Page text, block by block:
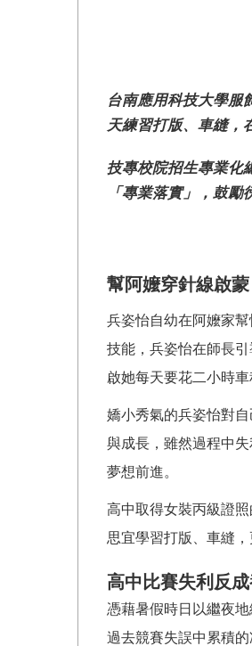
台南應用科技大學服
天練習打版、車縫，
技專校院招生專業化
「專業落實」，鼓
幫阿嬤穿針線啟
兵姿怡自幼在阿嬤家
技能，兵姿怡在師長
啟她每天要花二小時
嬌小秀氣的兵姿怡對
與成長，雖然過程中
夢想前進。
高中取得女裝丙級證
思宜學習打版、車縫
高中比賽失利反
憑藉暑假時日以繼夜
過去競賽失誤中累積